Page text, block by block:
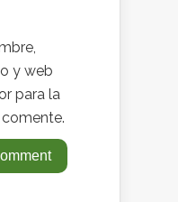
y web
para la